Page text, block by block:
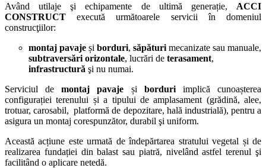
Având utilaje şi echipamente de ultimă generație, ACCI
CONSTRUCT execută următoarele servicii în domeniul
construcţiilor:
montaj pavaje și borduri, săpături mecanizate sau manuale,
subtraversări orizontale, lucrări de terasament,
infrastructură şi nu numai.
Serviciul demontaj pavaje și borduriimplică cunoașterea
configurației terenului și a tipului de amplasament (grădină, alee,
trotuar, carosabil, platformă de depozitare, hală industrială), pentru a
asigura un montaj corespunzător, durabil şi uniform.
Această acțiune este urmată de îndepărtarea stratului vegetal și de
realizarea fundației din balast sau piatră, nivelând astfel terenul şi
facilitând o aplicare netedă.